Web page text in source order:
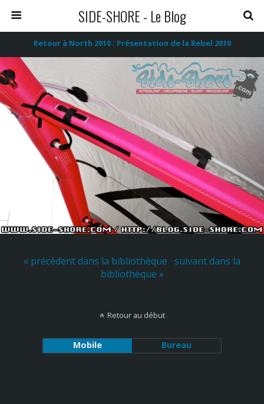
SIDE-SHORE - Le Blog
Retour à North 2010 : Présentation de la Rebel 2010
« précédent dans la bibliothèque suivant dans la
bibliothèque »
Retour au début
Mobile Bureau